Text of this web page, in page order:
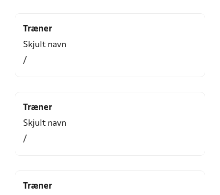
Træner
Skjult navn
/
Træner
Skjult navn
/
Træner